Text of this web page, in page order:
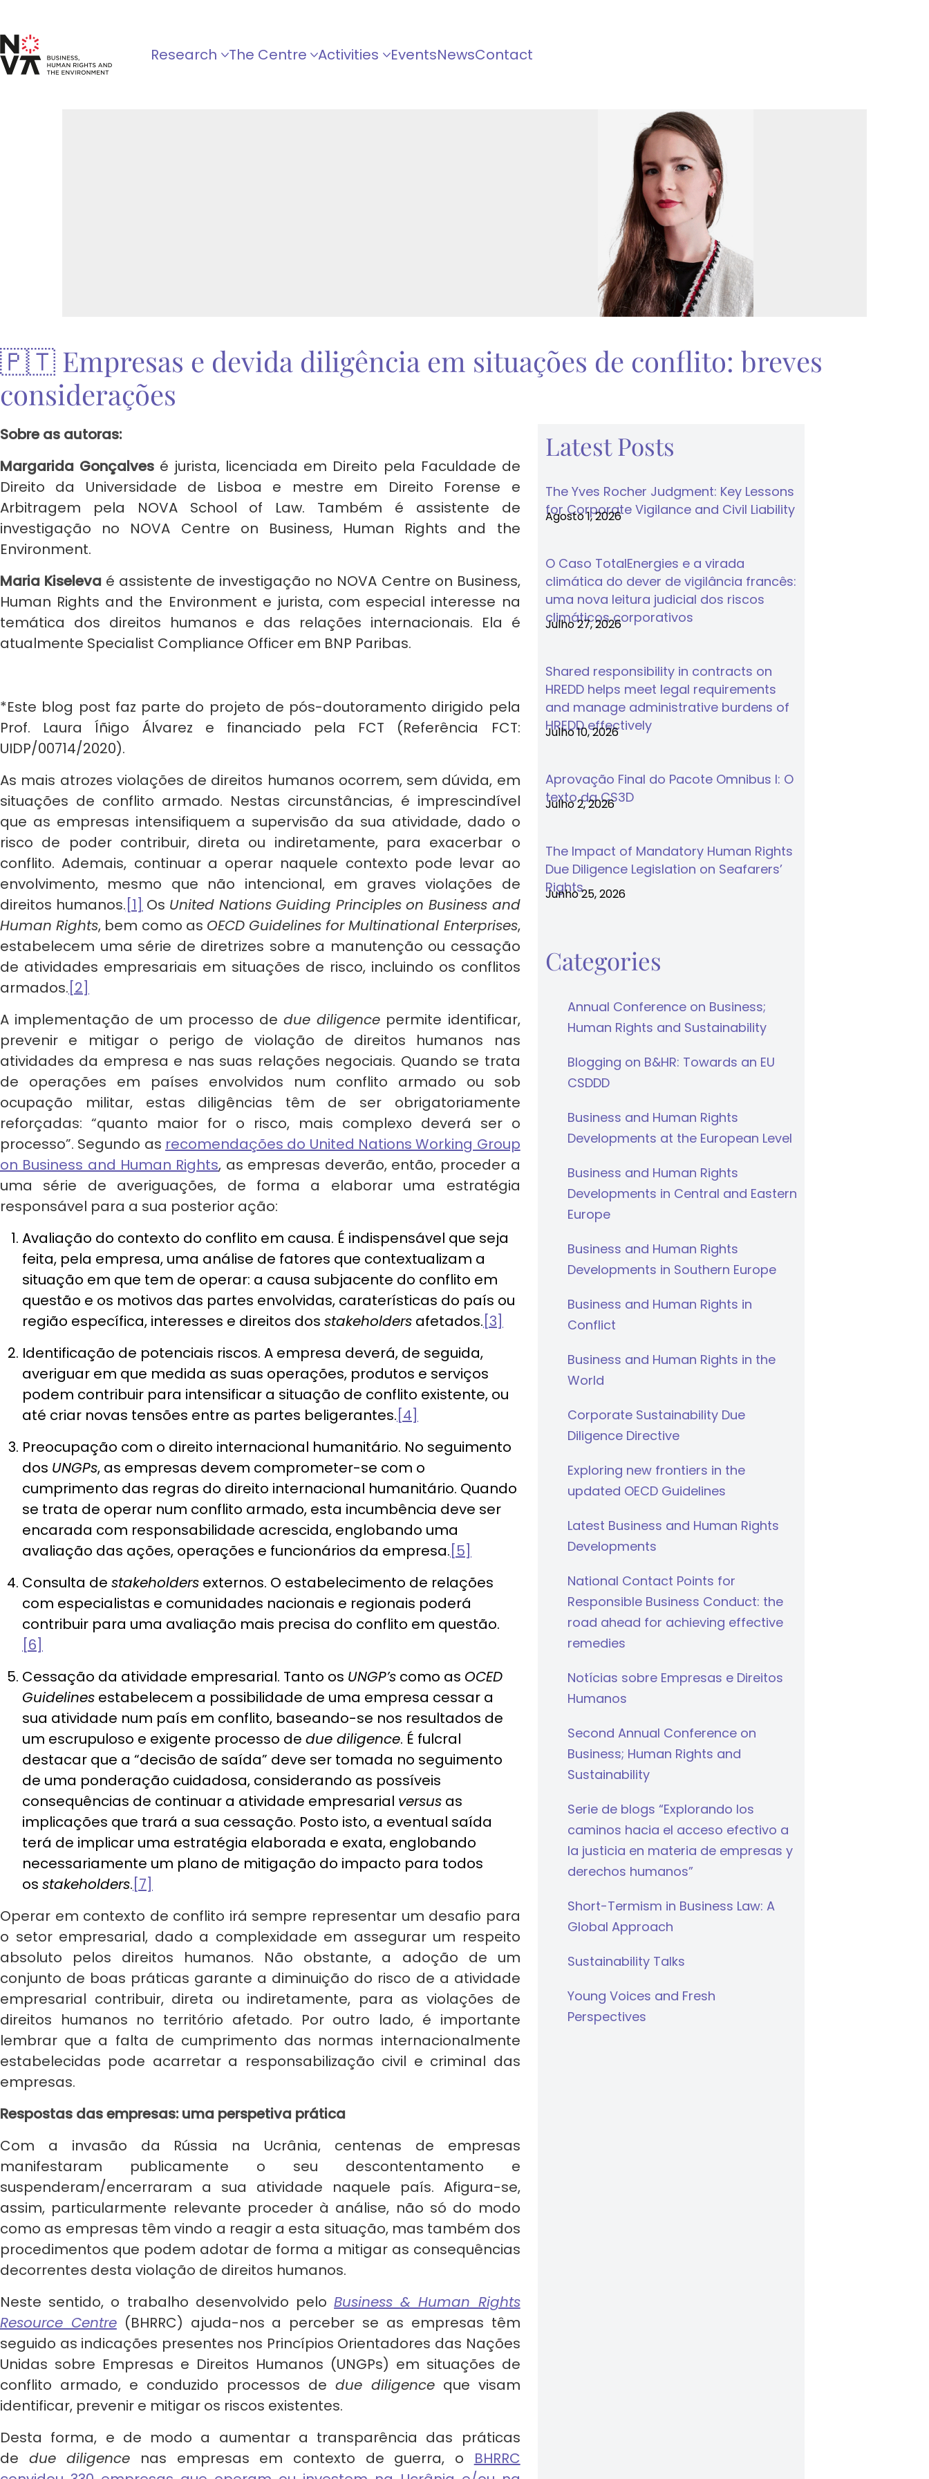
Research The Centre Activities EventsNewsContact
🇵🇹 Empresas e devida diligência em situações de conflito: breves
considerações
Sobre as autoras:
Margarida Gonçalves é jurista, licenciada em Direito pela Faculdade de
Direito da Universidade de Lisboa e mestre em Direito Forense e
Arbitragem pela NOVA School of Law. Também é assistente de
investigação no NOVA Centre on Business, Human Rights and the
Environment.
Maria Kiseleva é assistente de investigação no NOVA Centre on Business,
Human Rights and the Environment e jurista, com especial interesse na
temática dos direitos humanos e das relações internacionais. Ela é
atualmente Specialist Compliance Officer em BNP Paribas.
*Este blog post faz parte do projeto de pós-doutoramento dirigido pela
Prof. Laura Íñigo Álvarez e financiado pela FCT (Referência FCT:
UIDP/00714/2020).
As mais atrozes violações de direitos humanos ocorrem, sem dúvida, em
situações de conflito armado. Nestas circunstâncias, é imprescindível
que as empresas intensifiquem a supervisão da sua atividade, dado o
risco de poder contribuir, direta ou indiretamente, para exacerbar o
conflito. Ademais, continuar a operar naquele contexto pode levar ao
envolvimento, mesmo que não intencional, em graves violações de
direitos humanos. [1] Os United Nations Guiding Principles on Business and
Human Rights, bem como as OECD Guidelines for Multinational Enterprises,
estabelecem uma série de diretrizes sobre a manutenção ou cessação
de atividades empresariais em situações de risco, incluindo os conflitos
armados. [2]
A implementação de um processo dedue diligence permite identificar,
prevenir e mitigar o perigo de violação de direitos humanos nas
atividades da empresa e nas suas relações negociais. Quando se trata
de operações em países envolvidos num conflito armado ou sob
ocupação militar, estas diligências têm de ser obrigatoriamente
reforçadas: “quanto maior for o risco, mais complexo deverá ser o
processo”. Segundo as recomendações do United Nations Working Group
on Business and Human Rights, as empresas deverão, então, proceder a
uma série de averiguações, de forma a elaborar uma estratégia
responsável para a sua posterior ação:
Avaliação do contexto do conflito em causa. É indispensável que seja
feita, pela empresa, uma análise de fatores que contextualizam a
situação em que tem de operar: a causa subjacente do conflito em
questão e os motivos das partes envolvidas, caraterísticas do país ou
região específica, interesses e direitos dos stakeholders afetados. [3]
Identificação de potenciais riscos. A empresa deverá, de seguida,
averiguar em que medida as suas operações, produtos e serviços
podem contribuir para intensificar a situação de conflito existente, ou
até criar novas tensões entre as partes beligerantes. [4]
Preocupação com o direito internacional humanitário. No seguimento
dos UNGPs, as empresas devem comprometer-se com o
cumprimento das regras do direito internacional humanitário. Quando
se trata de operar num conflito armado, esta incumbência deve ser
encarada com responsabilidade acrescida, englobando uma
avaliação das ações, operações e funcionários da empresa. [5]
Consulta de stakeholders externos. O estabelecimento de relações
com especialistas e comunidades nacionais e regionais poderá
contribuir para uma avaliação mais precisa do conflito em questão.
[6]
Cessação da atividade empresarial. Tanto os UNGP’s como as OCED
Guidelines estabelecem a possibilidade de uma empresa cessar a
sua atividade num país em conflito, baseando-se nos resultados de
um escrupuloso e exigente processo de due diligence. É fulcral
destacar que a “decisão de saída” deve ser tomada no seguimento
de uma ponderação cuidadosa, considerando as possíveis
consequências de continuar a atividade empresarial versus as
implicações que trará a sua cessação. Posto isto, a eventual saída
terá de implicar uma estratégia elaborada e exata, englobando
necessariamente um plano de mitigação do impacto para todos
os stakeholders. [7]
Operar em contexto de conflito irá sempre representar um desafio para
o setor empresarial, dado a complexidade em assegurar um respeito
absoluto pelos direitos humanos. Não obstante, a adoção de um
conjunto de boas práticas garante a diminuição do risco de a atividade
empresarial contribuir, direta ou indiretamente, para as violações de
direitos humanos no território afetado. Por outro lado, é importante
lembrar que a falta de cumprimento das normas internacionalmente
estabelecidas pode acarretar a responsabilização civil e criminal das
empresas.
Respostas das empresas: uma perspetiva prática
Com a invasão da Rússia na Ucrânia, centenas de empresas
manifestaram publicamente o seu descontentamento e
suspenderam/encerraram a sua atividade naquele país. Afigura-se,
assim, particularmente relevante proceder à análise, não só do modo
como as empresas têm vindo a reagir a esta situação, mas também dos
procedimentos que podem adotar de forma a mitigar as consequências
decorrentes desta violação de direitos humanos.
Neste sentido, o trabalho desenvolvido peloBusiness & Human Rights
Resource Centre(BHRRC) ajuda-nos a perceber se as empresas têm
seguido as indicações presentes nos Princípios Orientadores das Nações
Unidas sobre Empresas e Direitos Humanos (UNGPs) em situações de
conflito armado, e conduzido processos de due diligenceque visam
identificar, prevenir e mitigar os riscos existentes.
Desta forma, e de modo a aumentar a transparência das práticas
de due diligence nas empresas em contexto de guerra, o BHRRC
Latest Posts
The Yves Rocher Judgment: Key Lessons
for Corporate Vigilance and Civil Liability
Agosto 1, 2026
O Caso TotalEnergies e a virada
climática do dever de vigilância francês:
uma nova leitura judicial dos riscos
climáticos corporativos
Julho 27, 2026
Shared responsibility in contracts on
HREDD helps meet legal requirements
and manage administrative burdens of
HREDD effectively
Julho 10, 2026
Aprovação Final do Pacote Omnibus I: O
texto da CS3D
Julho 2, 2026
The Impact of Mandatory Human Rights
Due Diligence Legislation on Seafarers’
Rights
Junho 25, 2026
Categories
Annual Conference on Business;
Human Rights and Sustainability
Blogging on B&HR: Towards an EU
CSDDD
Business and Human Rights
Developments at the European Level
Business and Human Rights
Developments in Central and Eastern
Europe
Business and Human Rights
Developments in Southern Europe
Business and Human Rights in
Conflict
Business and Human Rights in the
World
Corporate Sustainability Due
Diligence Directive
Exploring new frontiers in the
updated OECD Guidelines
Latest Business and Human Rights
Developments
National Contact Points for
Responsible Business Conduct: the
road ahead for achieving effective
remedies
Notícias sobre Empresas e Direitos
Humanos
Second Annual Conference on
Business; Human Rights and
Sustainability
Serie de blogs “Explorando los
caminos hacia el acceso efectivo a
la justicia en materia de empresas y
derechos humanos”
Short-Termism in Business Law: A
Global Approach
Sustainability Talks
Young Voices and Fresh
Perspectives